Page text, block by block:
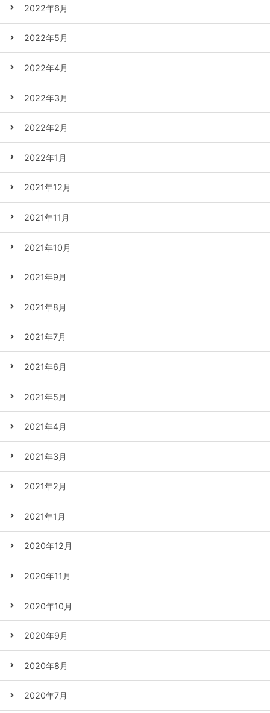
2022年6月
2022年5月
2022年4月
2022年3月
2022年2月
2022年1月
2021年12月
2021年11月
2021年10月
2021年9月
2021年8月
2021年7月
2021年6月
2021年5月
2021年4月
2021年3月
2021年2月
2021年1月
2020年12月
2020年11月
2020年10月
2020年9月
2020年8月
2020年7月